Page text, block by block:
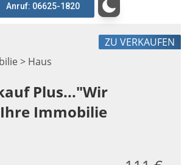
Anruf: 06625-1820
> Haus
ZU VERKAUFEN
Plus..."Wir
Immobilie